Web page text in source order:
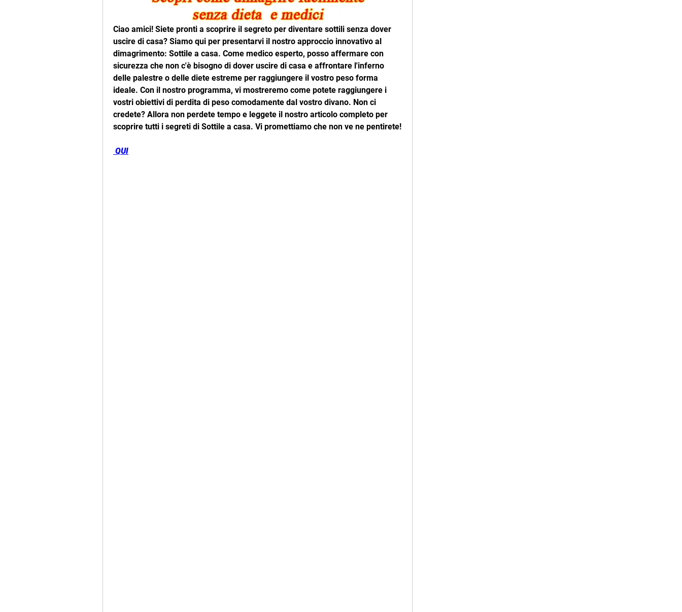
Ciao amici! Siete pronti a scoprire il segreto per diventare sottili senza dover
uscire di casa? Siamo qui per presentarvi il nostro approccio innovativo al
dimagrimento: Sottile a casa. Come medico esperto, posso affermare con
sicurezza che non c'è bisogno di dover uscire di casa e affrontare l'inferno
delle palestre o delle diete estreme per raggiungere il vostro peso forma
ideale. Con il nostro programma, vi mostreremo come potete raggiungere i
vostri obiettivi di perdita di peso comodamente dal vostro divano. Non ci
credete? Allora non perdete tempo e leggete il nostro articolo completo per
scoprire tutti i segreti di Sottile a casa. Vi promettiamo che non ve ne pentirete!
QUI